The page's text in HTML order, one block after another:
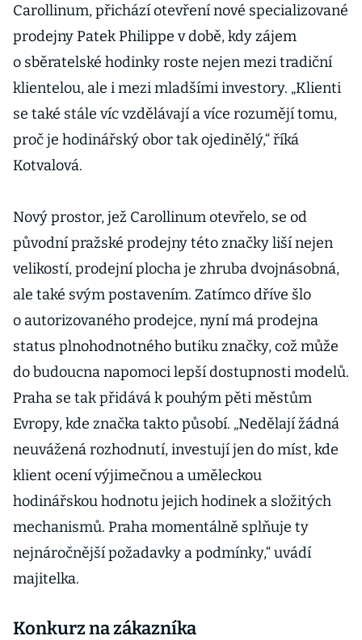
Carollinum, přichází otevření nové specializované
prodejny Patek Philippe v době, kdy zájem
o sběratelské hodinky roste nejen mezi tradiční
klientelou, ale i mezi mladšími investory. „Klienti
se také stále víc vzdělávají a více rozumějí tomu,
proč je hodinářský obor tak ojedinělý,“ říká
Kotvalová.
Nový prostor, jež Carollinum otevřelo, se od
původní pražské prodejny této značky liší nejen
velikostí, prodejní plocha je zhruba dvojnásobná,
ale také svým postavením. Zatímco dříve šlo
o autorizovaného prodejce, nyní má prodejna
status plnohodnotného butiku značky, což může
do budoucna napomoci lepší dostupnosti modelů.
Praha se tak přidává k pouhým pěti městům
Evropy, kde značka takto působí. „Nedělají žádná
neuvážená rozhodnutí, investují jen do míst, kde
klient ocení výjimečnou a uměleckou
hodinářskou hodnotu jejich hodinek a složitých
mechanismů. Praha momentálně splňuje ty
nejnáročnější požadavky a podmínky,“ uvádí
majitelka.
Konkurz na zákazníka